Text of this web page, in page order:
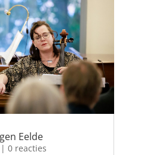
Eelde
| 0 reacties